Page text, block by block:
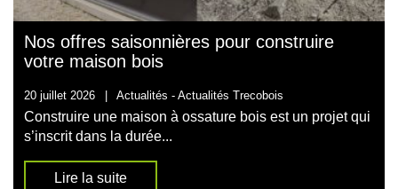
Nos offres saisonnières pour construire
votre maison bois
20 juillet 2026 | Actualités - Actualités Trecobois
Construire une maison à ossature bois est un projet qui
s’inscrit dans la durée...
Lire la suite